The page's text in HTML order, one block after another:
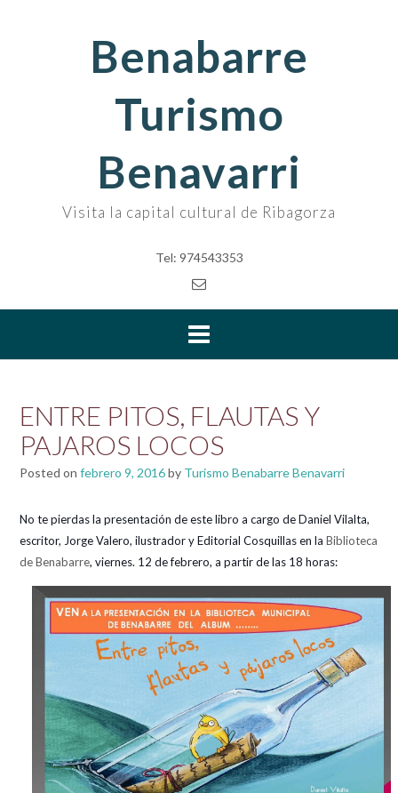
Benabarre
Turismo
Benavarri
Visita la capital cultural de Ribagorza
Tel: 974543353
ENTRE PITOS, FLAUTAS Y
PAJAROS LOCOS
Posted on febrero 9, 2016by Turismo Benabarre Benavarri
No te pierdas la presentación de este libro a cargo de Daniel Vilalta,
escritor, Jorge Valero, ilustrador y Editorial Cosquillas en la Biblioteca
de Benabarre‬, viernes. 12 de febrero, a partir de las 18 horas: